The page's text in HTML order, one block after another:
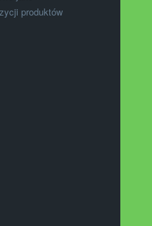
produktów